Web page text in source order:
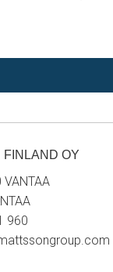
FINLAND OY
960